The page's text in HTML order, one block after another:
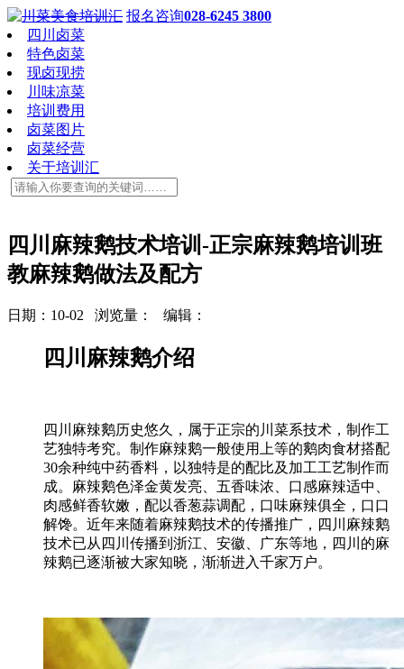
报名咨询028-6245 3800
四川卤菜
特色卤菜
现卤现捞
川味凉菜
培训费用
卤菜图片
卤菜经营
关于培训汇
四川麻辣鹅技术培训-正宗麻辣鹅培训班
教麻辣鹅做法及配方
日期：10-02 浏览量： 编辑：
四川麻辣鹅介绍
四川麻辣鹅历史悠久，属于正宗的川菜系技术，制作工
艺独特考究。制作麻辣鹅一般使用上等的鹅肉食材搭配
30余种纯中药香料，以独特是的配比及加工工艺制作而
成。麻辣鹅色泽金黄发亮、五香味浓、口感麻辣适中、
肉感鲜香软嫩，配以香葱蒜调配，口味麻辣俱全，口口
解馋。近年来随着麻辣鹅技术的传播推广，四川麻辣鹅
技术已从四川传播到浙江、安徽、广东等地，四川的麻
辣鹅已逐渐被大家知晓，渐渐进入千家万户。